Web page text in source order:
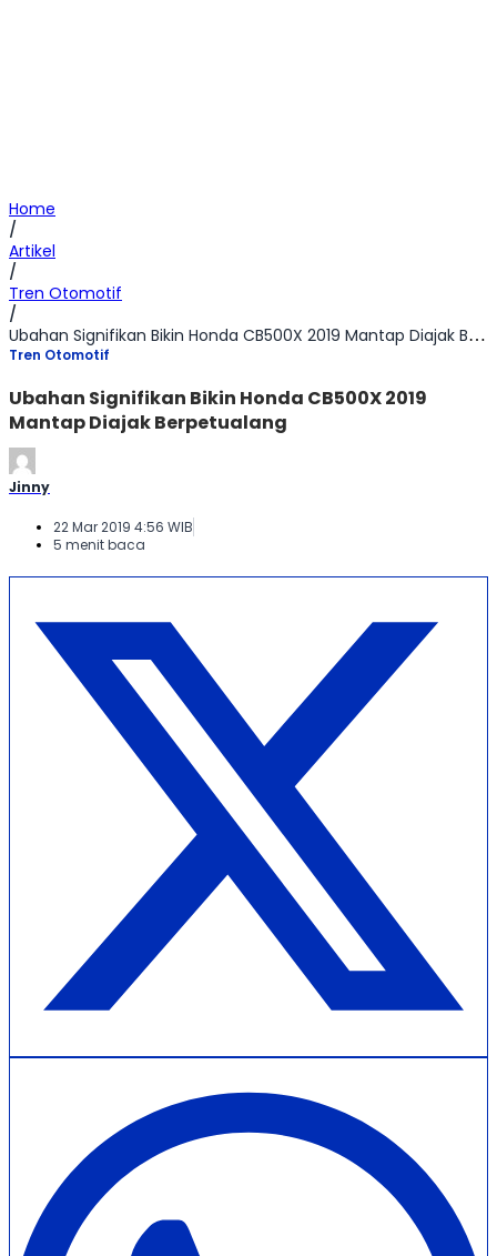
Home
/
Artikel
/
Tren Otomotif
/
Ubahan Signifikan Bikin Honda CB500X 2019 Mantap Diajak Berpetualang
Tren Otomotif
Ubahan Signifikan Bikin Honda CB500X 2019
Mantap Diajak Berpetualang
Jinny
22 Mar 2019 4:56 WIB
5 menit baca